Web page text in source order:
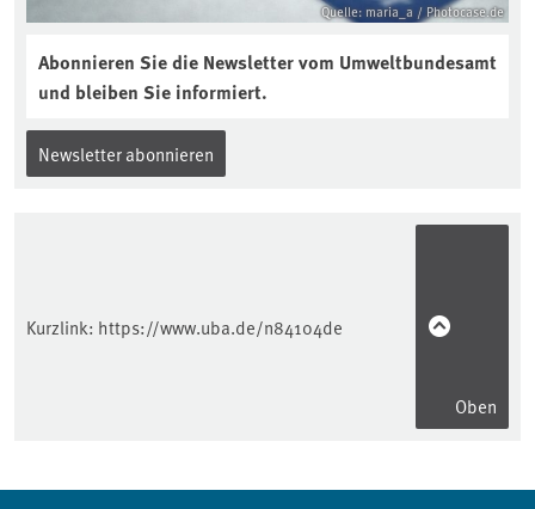
Quelle: maria_a / Photocase.de
Abonnieren Sie die Newsletter vom Umweltbundesamt
und bleiben Sie informiert.
Newsletter abonnieren
Kurzlink: https://www.uba.de/n84104de
Oben